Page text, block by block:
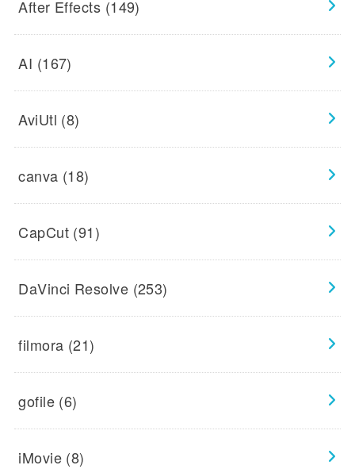
After Effects (149)
AI (167)
AviUtl (8)
canva (18)
CapCut (91)
DaVinci Resolve (253)
filmora (21)
gofile (6)
iMovie (8)